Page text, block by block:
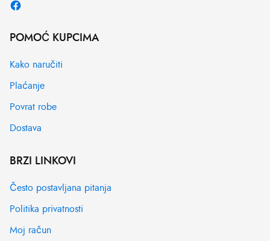
POMOĆ KUPCIMA
Kako naručiti
Plaćanje
Povrat robe
Dostava
BRZI LINKOVI
Često postavljana pitanja
Politika privatnosti
Moj račun